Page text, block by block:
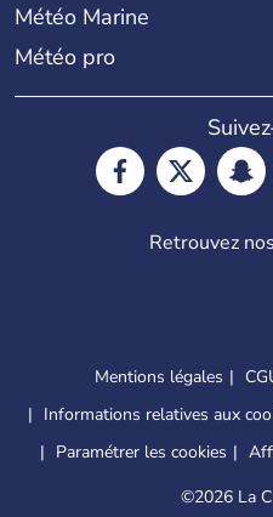
Météo Marine
Météo pro
Retrouvez
Mentions légales
Informations relatives aux
Paramétrer les cookies
©2026 La